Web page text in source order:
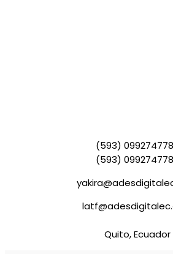
(593)
(593)
Quito, Ecuador